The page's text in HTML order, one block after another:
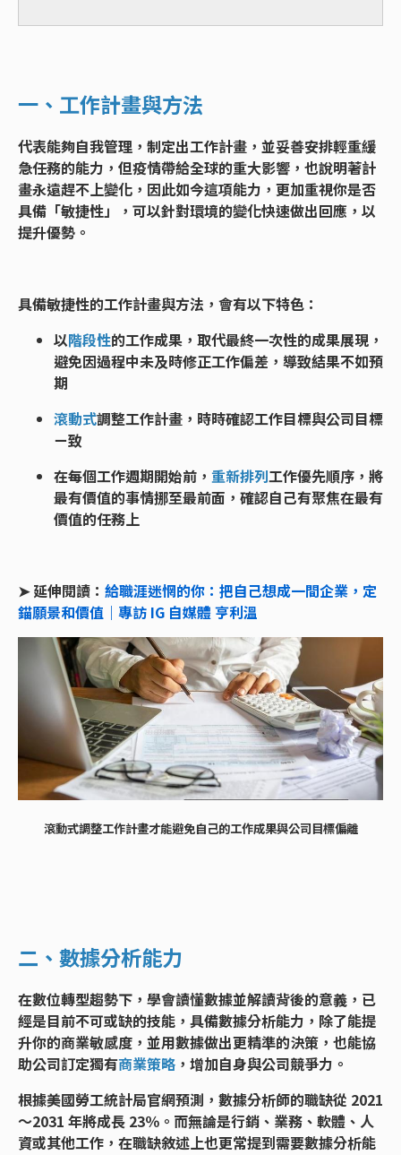
一、工作計畫與方法
代表能夠自我管理，制定出工作計畫，並妥善安排輕重緩
急任務的能力，但疫情帶給全球的重大影響，也說明著計
畫永遠趕不上變化，因此如今這項能力，更加重視你是否
具備「敏捷性」，可以針對環境的變化快速做出回應，以
提升優勢。
具備敏捷性的工作計畫與方法，會有以下特色：
以階段性的工作成果，取代最終一次性的成果展現，
避免因過程中未及時修正工作偏差，導致結果不如預
期
滾動式調整工作計畫，時時確認工作目標與公司目標
ㄧ致
在每個工作週期開始前， 重新排列工作優先順序，將
最有價值的事情挪至最前面，確認自己有聚焦在最有
價值的任務上
➤ 延伸閱讀： 給職涯迷惘的你：把自己想成一間企業，定
錨願景和價值｜專訪 IG 自媒體 亨利溫
滾動式調整工作計畫才能避免自己的工作成果與公司目標偏離
二、數據分析能力
在數位轉型趨勢下，學會讀懂數據並解讀背後的意義，已
經是目前不可或缺的技能，具備數據分析能力，除了能提
升你的商業敏感度，並用數據做出更精準的決策，也能協
助公司訂定獨有商業策略 ，增加自身與公司競爭力。
根據美國勞工統計局官網預測，數據分析師的職缺從 2021
～2031 年將成長 23％。而無論是行銷、業務、軟體、人
資或其他工作，在職缺敘述上也更常提到需要數據分析能